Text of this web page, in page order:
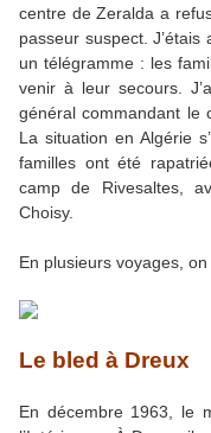
centre de Zeralda a
passeur suspect.
un télégramme : les
venir à leur secours.
général commandant le
La situation en Algérie
familles ont été
camp de Rivesaltes,
Choisy.
En plusieurs voyages,
Le bled à Dreux
En décembre 1963, le